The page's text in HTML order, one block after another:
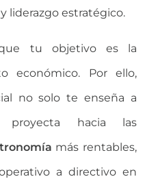
liderazgo estratégico.
tu objetivo es la
económico. Por ello,
no solo te enseña a
hacia las
más rentables,
a directivo en